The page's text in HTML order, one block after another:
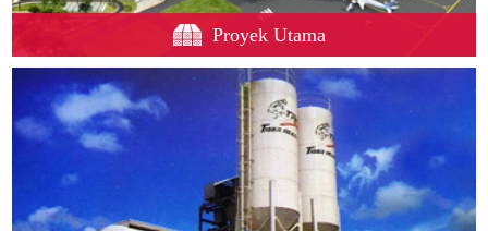
Proyek Utama